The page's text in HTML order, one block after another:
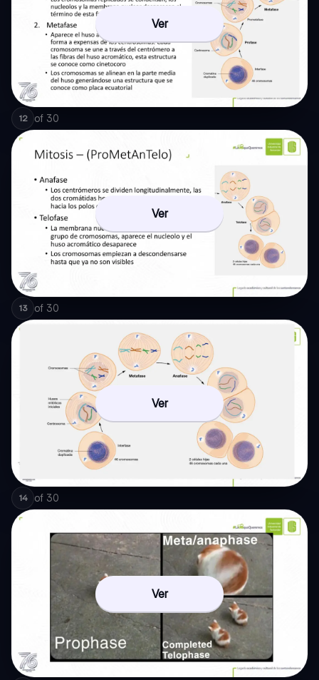
Ver
12 of 30
Ver
13 of 30
Ver
14 of 30
Ver